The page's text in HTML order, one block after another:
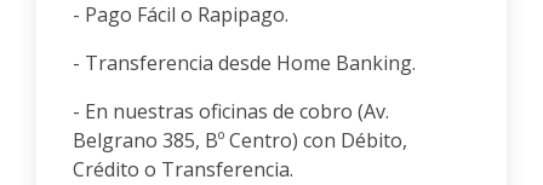
- Pago Fácil o Rapipago.
- Transferencia desde Home Banking.
- En nuestras oficinas de cobro (Av.
Belgrano 385, Bº Centro) con Débito,
Crédito o Transferencia.